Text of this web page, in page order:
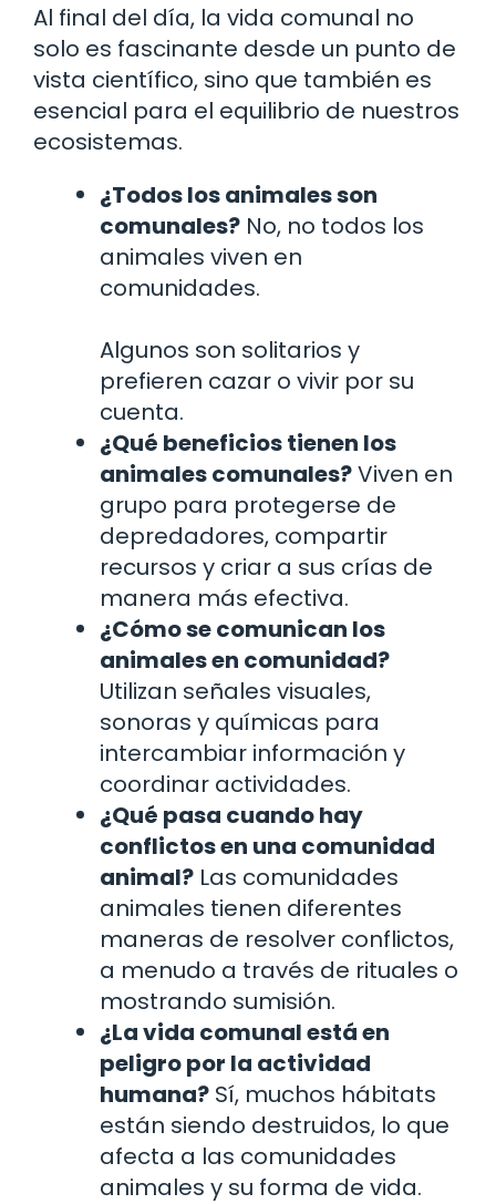
Al final del día, la vida comunal no
solo es fascinante desde un punto de
vista científico, sino que también es
esencial para el equilibrio de nuestros
ecosistemas.
¿Todos los animales son
comunales? No, no todos los
animales viven en
comunidades.
Algunos son solitarios y
prefieren cazar o vivir por su
cuenta.
¿Qué beneficios tienen los
animales comunales?Viven en
grupo para protegerse de
depredadores, compartir
recursos y criar a sus crías de
manera más efectiva.
¿Cómo se comunican los
animales en comunidad?
Utilizan señales visuales,
sonoras y químicas para
intercambiar información y
coordinar actividades.
¿Qué pasa cuando hay
conflictos en una comunidad
animal? Las comunidades
animales tienen diferentes
maneras de resolver conflictos,
a menudo a través de rituales o
mostrando sumisión.
¿La vida comunal está en
peligro por la actividad
humana? Sí, muchos hábitats
están siendo destruidos, lo que
afecta a las comunidades
animales y su forma de vida.